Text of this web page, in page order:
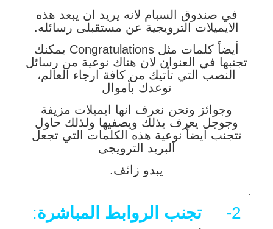
في صندوق السبام لانه يريد ان يبعد هذه
الايميلات الترويجية عن مستقبلى رسائله.
أيضاً كلمات مثل Congratulations يمكنك
تجنبها في العنوان لان هناك نوعية من رسائل
النصب التي تأتيك من كافة ارجاء العالم،
توعدك بأموال
وجوائز ونحن نعرف انها ايميلات مزيفة
وجوجل يعرف يذلك ويصفيها ولذلك حاول
تتجنب ايضاً نوعية هذه الكلمات التي تجعل
البريد الترويجى
يبدو زائف.
.
2- تجنب الروابط المباشرة: